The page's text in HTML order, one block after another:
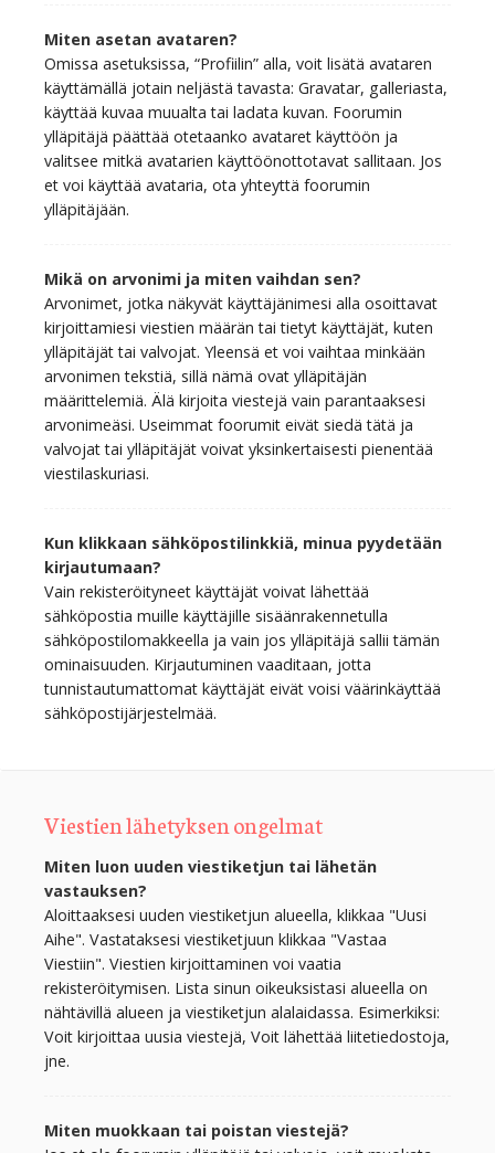
Miten asetan avataren?
Omissa asetuksissa, “Profiilin” alla, voit lisätä avataren
käyttämällä jotain neljästä tavasta: Gravatar, galleriasta,
käyttää kuvaa muualta tai ladata kuvan. Foorumin
ylläpitäjä päättää otetaanko avataret käyttöön ja
valitsee mitkä avatarien käyttöönottotavat sallitaan. Jos
et voi käyttää avataria, ota yhteyttä foorumin
ylläpitäjään.
Mikä on arvonimi ja miten vaihdan sen?
Arvonimet, jotka näkyvät käyttäjänimesi alla osoittavat
kirjoittamiesi viestien määrän tai tietyt käyttäjät, kuten
ylläpitäjät tai valvojat. Yleensä et voi vaihtaa minkään
arvonimen tekstiä, sillä nämä ovat ylläpitäjän
määrittelemiä. Älä kirjoita viestejä vain parantaaksesi
arvonimeäsi. Useimmat foorumit eivät siedä tätä ja
valvojat tai ylläpitäjät voivat yksinkertaisesti pienentää
viestilaskuriasi.
Kun klikkaan sähköpostilinkkiä, minua pyydetään
kirjautumaan?
Vain rekisteröityneet käyttäjät voivat lähettää
sähköpostia muille käyttäjille sisäänrakennetulla
sähköpostilomakkeella ja vain jos ylläpitäjä sallii tämän
ominaisuuden. Kirjautuminen vaaditaan, jotta
tunnistautumattomat käyttäjät eivät voisi väärinkäyttää
sähköpostijärjestelmää.
Viestien lähetyksen ongelmat
Miten luon uuden viestiketjun tai lähetän
vastauksen?
Aloittaaksesi uuden viestiketjun alueella, klikkaa "Uusi
Aihe". Vastataksesi viestiketjuun klikkaa "Vastaa
Viestiin". Viestien kirjoittaminen voi vaatia
rekisteröitymisen. Lista sinun oikeuksistasi alueella on
nähtävillä alueen ja viestiketjun alalaidassa. Esimerkiksi:
Voit kirjoittaa uusia viestejä, Voit lähettää liitetiedostoja,
jne.
Miten muokkaan tai poistan viestejä?